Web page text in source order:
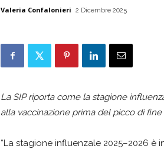
Valeria Confalonieri 2 Dicembre 2025
La SIP riporta come la stagione
alla vaccinazione prima del picco di fine
“La stagione influenzale 2025–2026